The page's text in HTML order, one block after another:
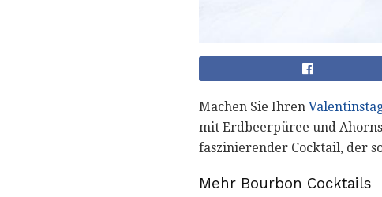
Machen Sie Ihren
mit Erdbeerpüree und
faszinierender Cocktail, der
Mehr Bourbon Cocktails